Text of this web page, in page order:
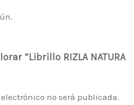
“Librillo RIZLA NATURA
no será publicada.